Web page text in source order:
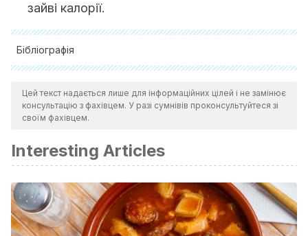
зайві калорії.
Бібліографія
with consumption of apples: a review. J Am Coll Nutr, 2018.
37 (7): 627-639.
obesity: the state of the controversy. Crit Rev Clin Lab Sci,
Rothenberg DO., Zhou C., Zhang L., A review on the weight
loss effects of oxidizied tea polyphenols. Molecules, 2018.
Цей текст надається лише для інформаційних цілей і не замінює
консультацію з фахівцем. У разі сумнівів проконсультуйтеся зі
своїм фахівцем.
Interesting Articles